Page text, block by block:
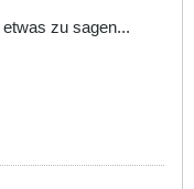
zu sagen...